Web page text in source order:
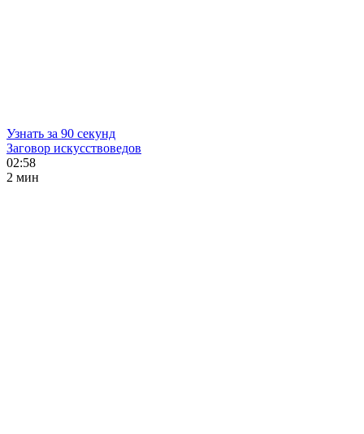
Узнать за 90 секунд
Заговор искусствоведов
02:58
2 мин